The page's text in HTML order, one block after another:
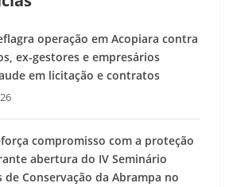
operação em Acopiara contra
ex-gestores e empresários
em licitação e contratos
compromisso com a proteção
abertura do IV Seminário
de Conservação da Abrampa no